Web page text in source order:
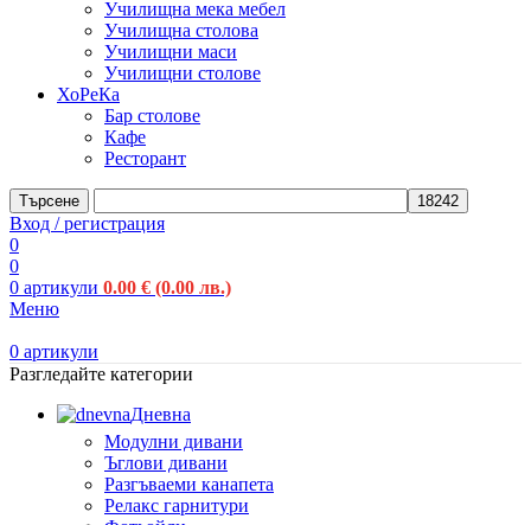
Училищна мека мебел
Училищна столова
Училищни маси
Училищни столове
ХоРеКа
Бар столове
Кафе
Ресторант
Търсене
Вход / регистрация
0
0
0 артикули 0.00 € (0.00 лв.)
Меню
0 артикули
Разгледайте категории
Дневна
Модулни дивани
Ъглови дивани
Разгъваеми канапета
Релакс гарнитури